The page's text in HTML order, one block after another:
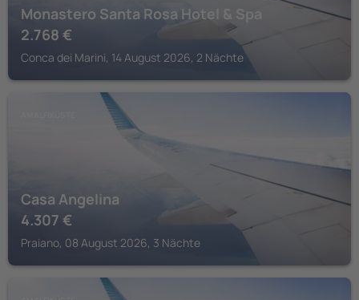
Monastero Santa Rosa Hotel & Spa
2.768 €
Conca dei Marini, 14 August 2026, 2 Nächte
Casa Angelina
4.307 €
Praiano, 08 August 2026, 3 Nächte